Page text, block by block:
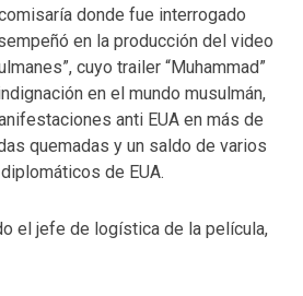
donde fue interrogado
en la producción del video
cuyo trailer “Muhammad”
en el mundo musulmán,
anti EUA en más de
quemadas y un saldo de varios
de EUA.
el jefe de logística de la película,